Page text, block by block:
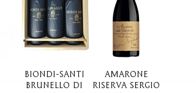
Biondi-Santi
Brunello di
Amarone
Riserva Sergio